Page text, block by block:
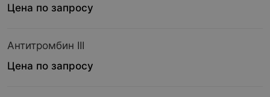
Цена по запросу
Антитромбин III
Цена по запросу